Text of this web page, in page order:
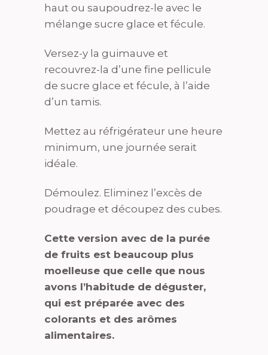
haut ou saupoudrez-le avec le
mélange sucre glace et fécule.
Versez-y la guimauve et
recouvrez-la d’une fine pellicule
de sucre glace et fécule, à l’aide
d’un tamis.
Mettez au réfrigérateur une heure
minimum, une journée serait
idéale.
Démoulez. Eliminez l’excès de
poudrage et découpez des cubes.
Cette version avec de la purée
de fruits est beaucoup plus
moelleuse que celle que nous
avons l’habitude de déguster,
qui est préparée avec des
colorants et des arômes
alimentaires.